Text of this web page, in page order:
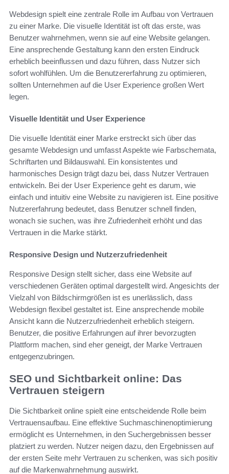
Webdesign spielt eine zentrale Rolle im Aufbau von Vertrauen
zu einer Marke. Die visuelle Identität ist oft das erste, was
Benutzer wahrnehmen, wenn sie auf eine Website gelangen.
Eine ansprechende Gestaltung kann den ersten Eindruck
erheblich beeinflussen und dazu führen, dass Nutzer sich
sofort wohlfühlen. Um die Benutzererfahrung zu optimieren,
sollten Unternehmen auf die User Experience großen Wert
legen.
Visuelle Identität und User Experience
Die visuelle Identität einer Marke erstreckt sich über das
gesamte Webdesign und umfasst Aspekte wie Farbschemata,
Schriftarten und Bildauswahl. Ein konsistentes und
harmonisches Design trägt dazu bei, dass Nutzer Vertrauen
entwickeln. Bei der User Experience geht es darum, wie
einfach und intuitiv eine Website zu navigieren ist. Eine positive
Nutzererfahrung bedeutet, dass Benutzer schnell finden,
wonach sie suchen, was ihre Zufriedenheit erhöht und das
Vertrauen in die Marke stärkt.
Responsive Design und Nutzerzufriedenheit
Responsive Design stellt sicher, dass eine Website auf
verschiedenen Geräten optimal dargestellt wird. Angesichts der
Vielzahl von Bildschirmgrößen ist es unerlässlich, dass
Webdesign flexibel gestaltet ist. Eine ansprechende mobile
Ansicht kann die Nutzerzufriedenheit erheblich steigern.
Benutzer, die positive Erfahrungen auf ihrer bevorzugten
Plattform machen, sind eher geneigt, der Marke Vertrauen
entgegenzubringen.
SEO und Sichtbarkeit online: Das
Vertrauen steigern
Die Sichtbarkeit online spielt eine entscheidende Rolle beim
Vertrauensaufbau. Eine effektive Suchmaschinenoptimierung
ermöglicht es Unternehmen, in den Suchergebnissen besser
platziert zu werden. Nutzer neigen dazu, den Ergebnissen auf
der ersten Seite mehr Vertrauen zu schenken, was sich positiv
auf die Markenwahrnehmung auswirkt.